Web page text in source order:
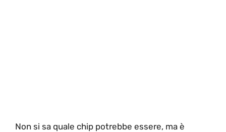
Non si sa quale chip potrebbe essere, ma è